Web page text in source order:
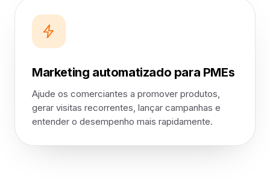
Marketing automatizado para PMEs
Ajude os comerciantes a promover produtos,
gerar visitas recorrentes, lançar campanhas e
entender o desempenho mais rapidamente.